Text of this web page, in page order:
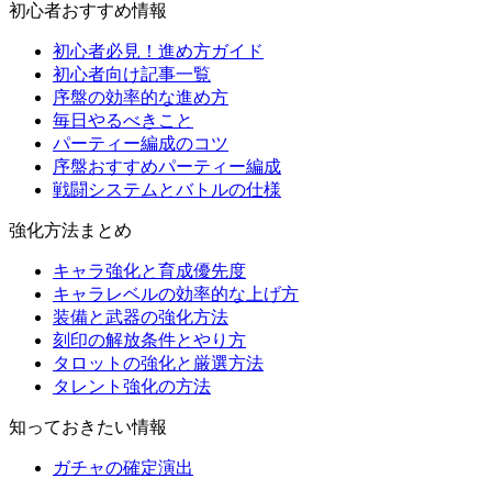
初心者おすすめ情報
初心者必見！進め方ガイド
初心者向け記事一覧
序盤の効率的な進め方
毎日やるべきこと
パーティー編成のコツ
序盤おすすめパーティー編成
戦闘システムとバトルの仕様
強化方法まとめ
キャラ強化と育成優先度
キャラレベルの効率的な上げ方
装備と武器の強化方法
刻印の解放条件とやり方
タロットの強化と厳選方法
タレント強化の方法
知っておきたい情報
ガチャの確定演出